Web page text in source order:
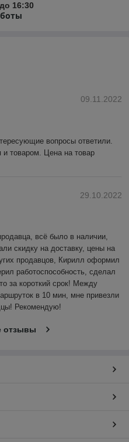
16:30
09.11.2022
вопросы ответили.
и товаром. Цена на товар
29.10.2022
всё было в наличии,
скидку на доставку, цены на
продавцов, Кирилл оформил
работоспособность, сделал
за короткий срок! Между
в 10 мин, мне привезли
Рекомендую!
отзывы